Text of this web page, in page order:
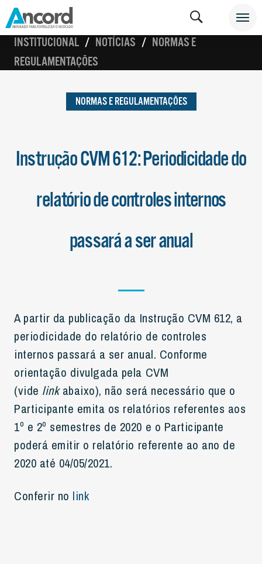
INSTITUCIONAL NOTÍCIAS
NORMAS E
REGULAMENTAÇÕES
NORMAS E REGULAMENTAÇÕES
Instrução CVM 612: Periodicidade do
relatório de controles internos
passará a ser anual
A partir da publicação da Instrução CVM 612, a
periodicidade do relatório de controles
internos passará a ser anual. Conforme
orientação divulgada pela CVM
(vide linkabaixo), não será necessário que o
Participante emita os relatórios referentes aos
1º e 2º semestres de 2020 e o Participante
poderá emitir o relatório referente ao ano de
2020 até 04/05/2021.
Conferir no link